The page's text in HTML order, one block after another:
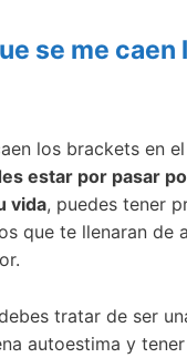
se me caen
los brackets en
estar por pasar
vida, puedes tener
que te llenaran de
tratar de ser
autoestima y